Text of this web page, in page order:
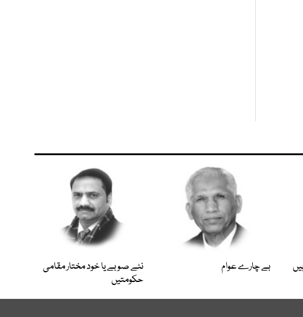
بے چارے عوام
نئے صوبے یا خود مختار مقامی
حکومتیں